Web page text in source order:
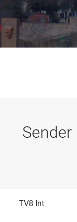
TV8 Int